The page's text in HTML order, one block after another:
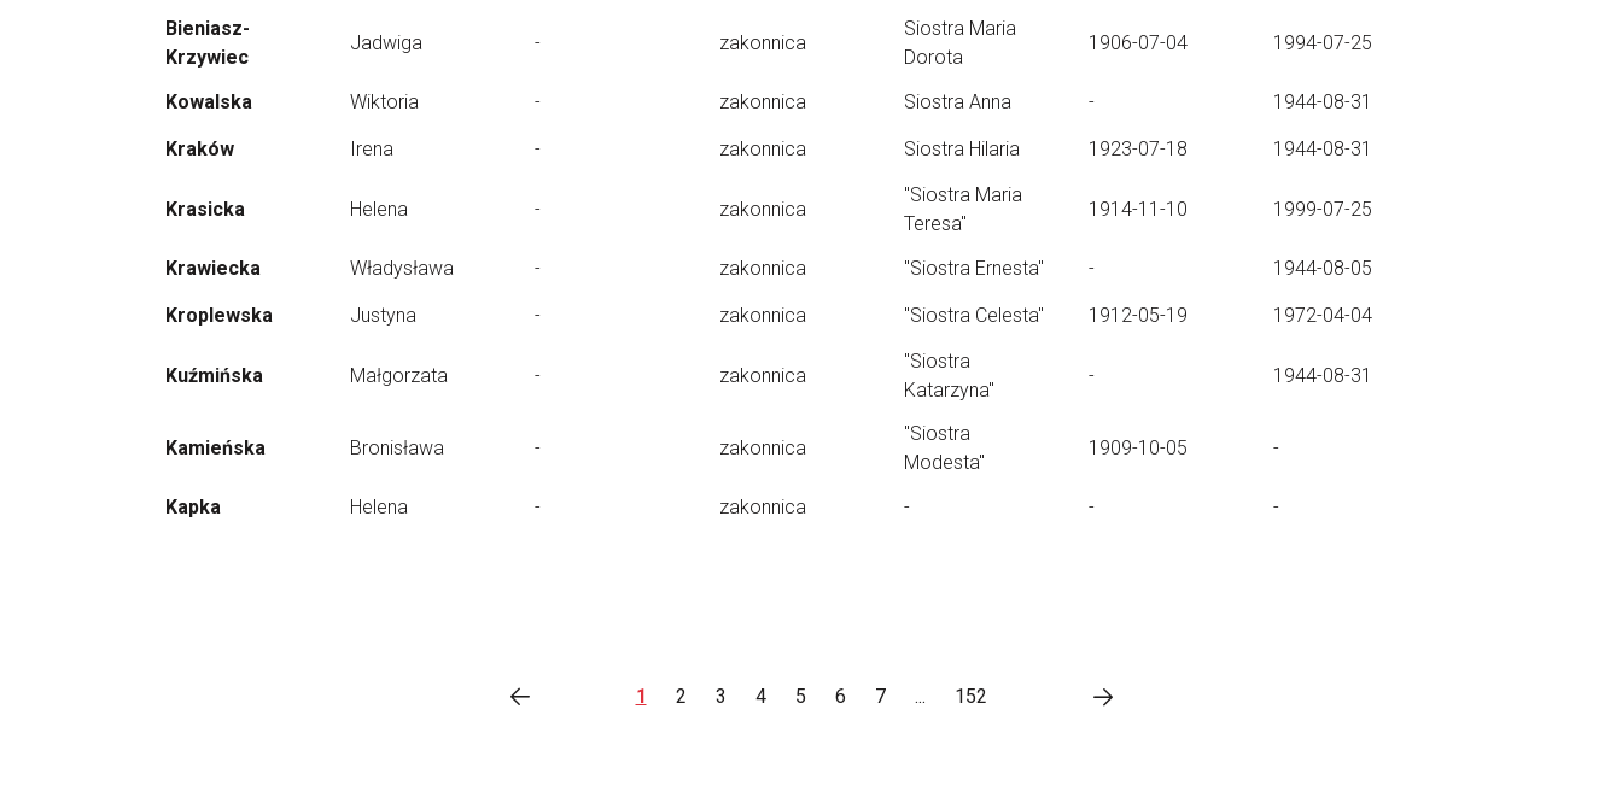
Bieniasz-
Krzywiec
Jadwiga - zakonnica
Siostra Maria
Dorota
1906-07-04 1994-07-25
Kowalska Wiktoria - zakonnica Siostra Anna - 1944-08-31
Kraków Irena - zakonnica Siostra Hilaria 1923-07-18 1944-08-31
Krasicka Helena - zakonnica
"Siostra Maria
Teresa"
1914-11-10 1999-07-25
Krawiecka Władysława - zakonnica "Siostra Ernesta" - 1944-08-05
Kroplewska Justyna - zakonnica "Siostra Celesta" 1912-05-19 1972-04-04
Kuźmińska Małgorzata - zakonnica
"Siostra
Katarzyna"
- 1944-08-31
Kamieńska Bronisława - zakonnica
"Siostra
Modesta"
1909-10-05 -
Kapka Helena - zakonnica - - -
1 2 3 4 5 6 7 ... 152